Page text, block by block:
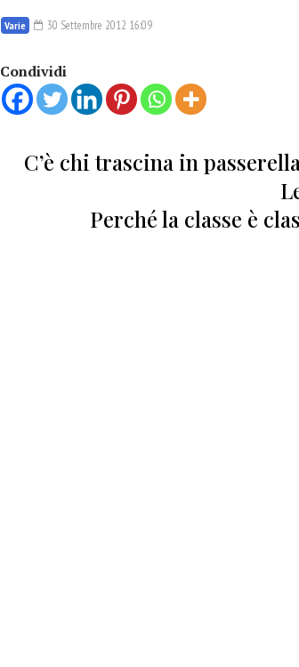
Varie 30 Settembre 2012 16:09
Condividi
C’è chi trascina in
Perché la classe è